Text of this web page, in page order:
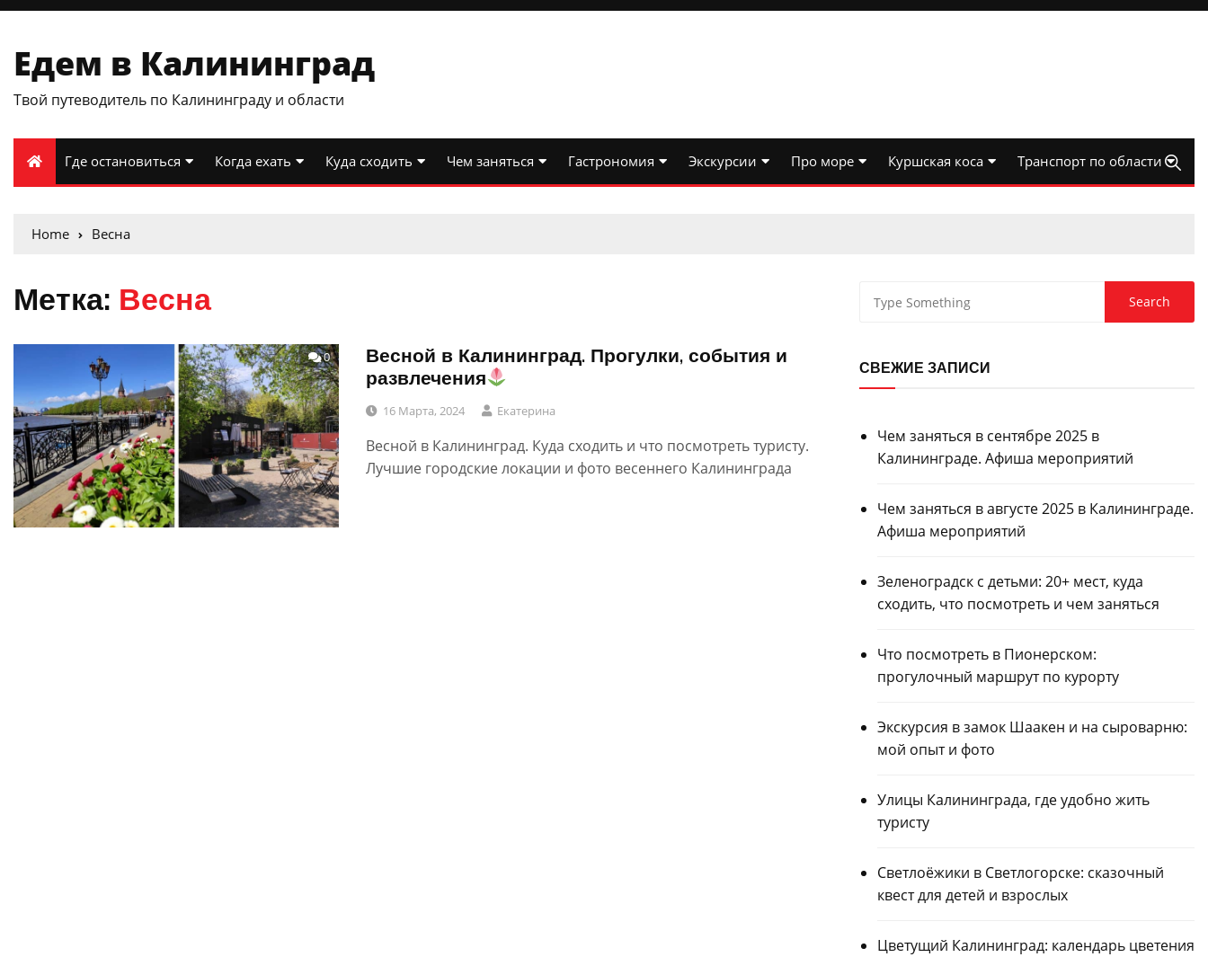
Едем в Калининград
Твой путеводитель по Калининграду и области
Где остановиться Когда ехать Куда сходить Чем заняться Гастрономия Экскурсии Про море Куршская коса Транспорт по области
Home Весна
Метка: Весна
0
Весной в Калининград. Прогулки, события и
развлечения
16 Марта, 2024 Екатерина
Весной в Калининград. Куда сходить и что посмотреть туристу.
Лучшие городские локации и фото весеннего Калининграда
СВЕЖИЕ ЗАПИСИ
Чем заняться в сентябре 2025 в
Калининграде. Афиша мероприятий
Чем заняться в августе 2025 в Калининграде.
Афиша мероприятий
Зеленоградск с детьми: 20+ мест, куда
сходить, что посмотреть и чем заняться
Что посмотреть в Пионерском:
прогулочный маршрут по курорту
Экскурсия в замок Шаакен и на сыроварню:
мой опыт и фото
Улицы Калининграда, где удобно жить
туристу
Светлоёжики в Светлогорске: сказочный
квест для детей и взрослых
Цветущий Калининград: календарь цветения